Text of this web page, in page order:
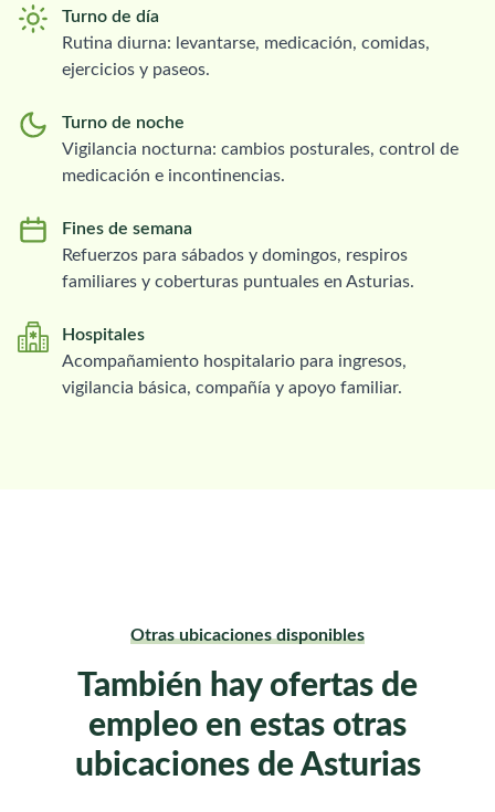
Turno de día
Rutina diurna: levantarse, medicación, comidas,
ejercicios y paseos.
Turno de noche
Vigilancia nocturna: cambios posturales, control de
medicación e incontinencias.
Fines de semana
Refuerzos para sábados y domingos, respiros
familiares y coberturas puntuales en Asturias.
Hospitales
Acompañamiento hospitalario para ingresos,
vigilancia básica, compañía y apoyo familiar.
Otras ubicaciones disponibles
También hay ofertas de
empleo en estas otras
ubicaciones de Asturias